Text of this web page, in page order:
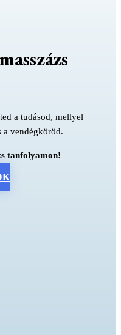
a tudásod, mellyel
a vendégköröd.
tanfolyamon!